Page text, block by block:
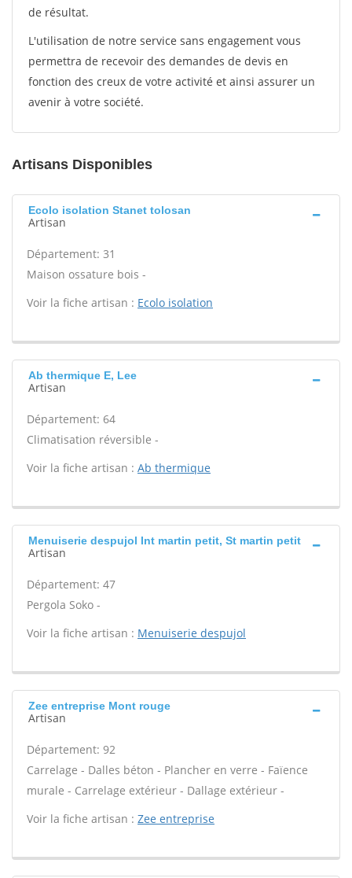
de résultat.
L'utilisation de notre service sans engagement vous
permettra de recevoir des demandes de devis en
fonction des creux de votre activité et ainsi assurer un
avenir à votre société.
Artisans Disponibles
Ecolo isolation Stanet tolosan
Artisan
Département: 31
Maison ossature bois -
Voir la fiche artisan : Ecolo isolation
Ab thermique E, Lee
Artisan
Département: 64
Climatisation réversible -
Voir la fiche artisan : Ab thermique
Menuiserie despujol Int martin petit, St martin petit
Artisan
Département: 47
Pergola Soko -
Voir la fiche artisan : Menuiserie despujol
Zee entreprise Mont rouge
Artisan
Département: 92
Carrelage - Dalles béton - Plancher en verre - Faïence
murale - Carrelage extérieur - Dallage extérieur -
Voir la fiche artisan : Zee entreprise